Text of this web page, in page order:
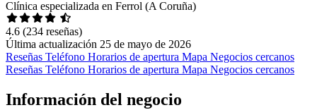
Clínica especializada en Ferrol (A Coruña)
4.6 (234 reseñas)
Última actualización 25 de mayo de 2026
Reseñas Teléfono Horarios de apertura Mapa Negocios cercanos
Reseñas Teléfono Horarios de apertura Mapa Negocios cercanos
Información del negocio